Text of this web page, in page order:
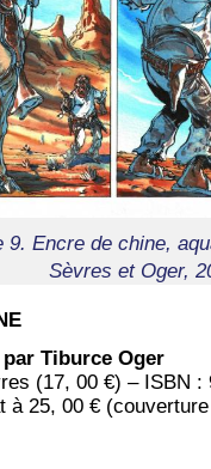
9. Encre de chine,
Sèvres et Oger,
Tiburce Oger
(17, 00 €) – ISBN :
à 25, 00 €